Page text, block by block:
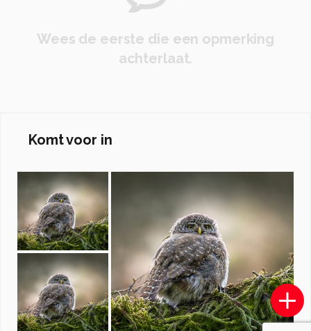
Wees de eerste die een opmerking
achterlaat.
Komt voor in